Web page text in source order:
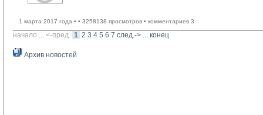
1 марта 2017 года • • 3258138 просмотров • комментариев 3
начало ... <-пред. 1 2 3 4 5 6 7 след.-> ... конец
Архив новостей